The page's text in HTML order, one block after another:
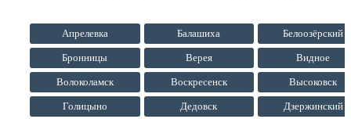
Апрелевка Балашиха Белоозёрский
Бронницы Верея Видное
Волоколамск Воскресенск Высоковск
Голицыно Дедовск Дзержинский